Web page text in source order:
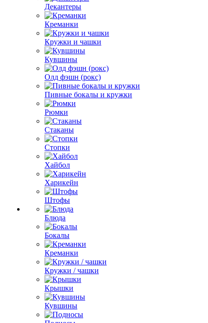
Декантеры
Креманки
Кружки и чашки
Кувшины
Олд фэшн (рокс)
Пивные бокалы и кружки
Рюмки
Стаканы
Стопки
Хайбол
Харикейн
Штофы
Блюда
Бокалы
Креманки
Кружки / чашки
Крышки
Кувшины